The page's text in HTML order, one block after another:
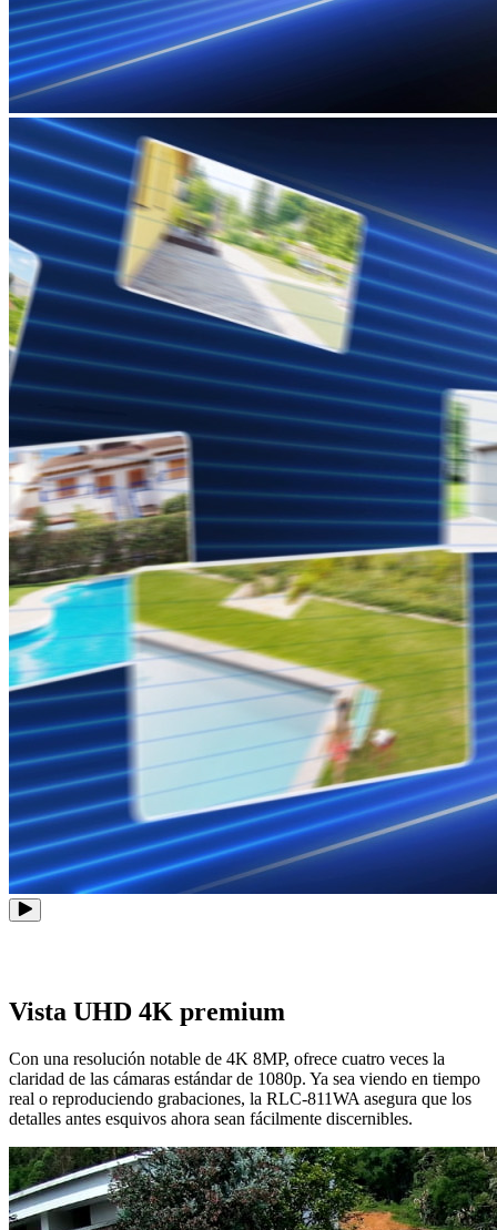
Vista UHD 4K premium
Con una resolución notable de 4K 8MP, ofrece cuatro veces la
claridad de las cámaras estándar de 1080p. Ya sea viendo en tiempo
real o reproduciendo grabaciones, la RLC-811WA asegura que los
detalles antes esquivos ahora sean fácilmente discernibles.